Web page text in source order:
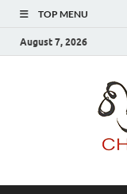
TOP MENU
August 7, 2026